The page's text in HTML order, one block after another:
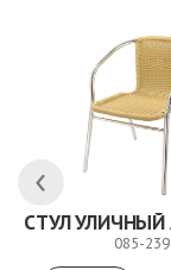
085-239